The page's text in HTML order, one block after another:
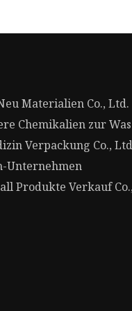
Materialien Co., Ltd.
Chemikalien zur
Verpackung Co.,
Unternehmen
Produkte Verkauf